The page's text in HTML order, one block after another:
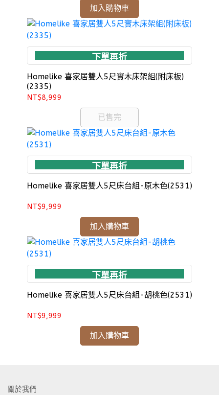
加入購物車
下單再折
Homelike 喜家居雙人5尺實木床架組(附床板)
(2335)
NT$8,999
已售完
下單再折
Homelike 喜家居雙人5尺床台組-原木色(2531)
NT$9,999
加入購物車
下單再折
Homelike 喜家居雙人5尺床台組-胡桃色(2531)
NT$9,999
加入購物車
關於我們